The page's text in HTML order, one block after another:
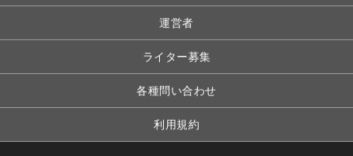
運営者
ライター募集
各種問い合わせ
利用規約